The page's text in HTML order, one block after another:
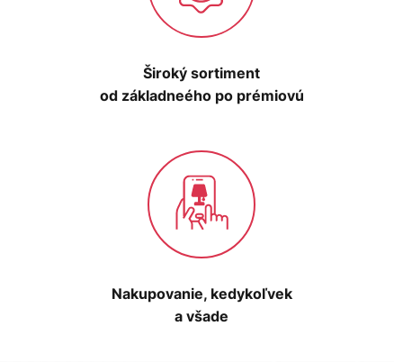
Široký sortiment
od základneého po prémiovú
Nakupovanie, kedykoľvek
a všade